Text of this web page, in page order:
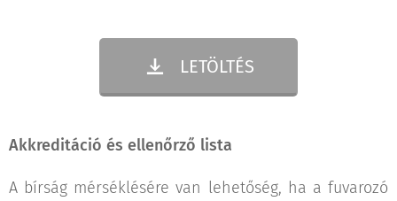
LETÖLTÉS
Akkreditáció és ellenőrző lista
A bírság mérséklésére van lehetőség, ha a fuvarozó